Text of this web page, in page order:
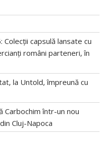
capsulă lansate cu
români parteneri, în
la Untold, împreună cu
Carbochim într-un nou
Cluj-Napoca